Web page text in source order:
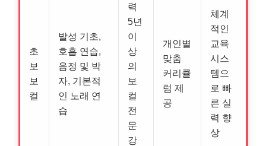
초
보
보
컬
발성 기초,
호흡 연습,
음정 및 박
자, 기본적
인 노래 연
습
력
5년
이
상
의
보
컬
전
문
강
개인별
맞춤
커리큘
럼 제
공
체계
적인
교육
시스
템으
로 빠
른 실
력 향
상